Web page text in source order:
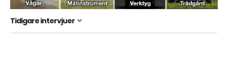
Tidigare intervjuer